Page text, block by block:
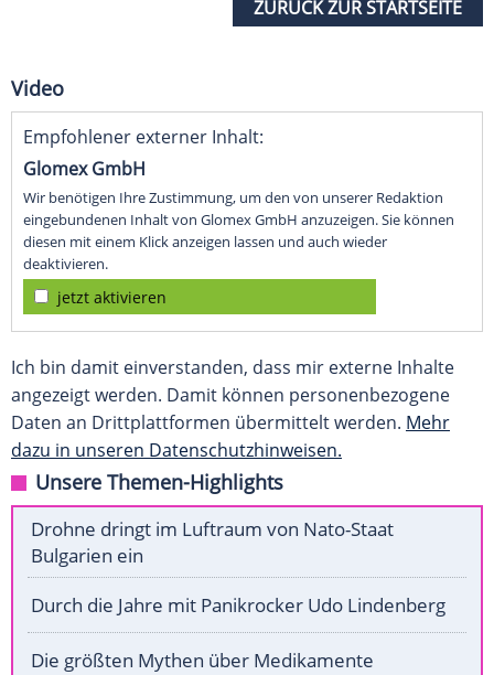
ZURÜCK ZUR STARTSEITE
Video
Empfohlener externer Inhalt:
Glomex GmbH
Wir benötigen Ihre Zustimmung, um den von unserer Redaktion
eingebundenen Inhalt von Glomex GmbH anzuzeigen. Sie können
diesen mit einem Klick anzeigen lassen und auch wieder
deaktivieren.
jetzt aktivieren
Ich bin damit einverstanden, dass mir externe Inhalte
angezeigt werden. Damit können personenbezogene
Daten an Drittplattformen übermittelt werden. Mehr
dazu in unseren Datenschutzhinweisen.
Unsere Themen-Highlights
Drohne dringt im Luftraum von Nato-Staat
Bulgarien ein
Durch die Jahre mit Panikrocker Udo Lindenberg
Die größten Mythen über Medikamente